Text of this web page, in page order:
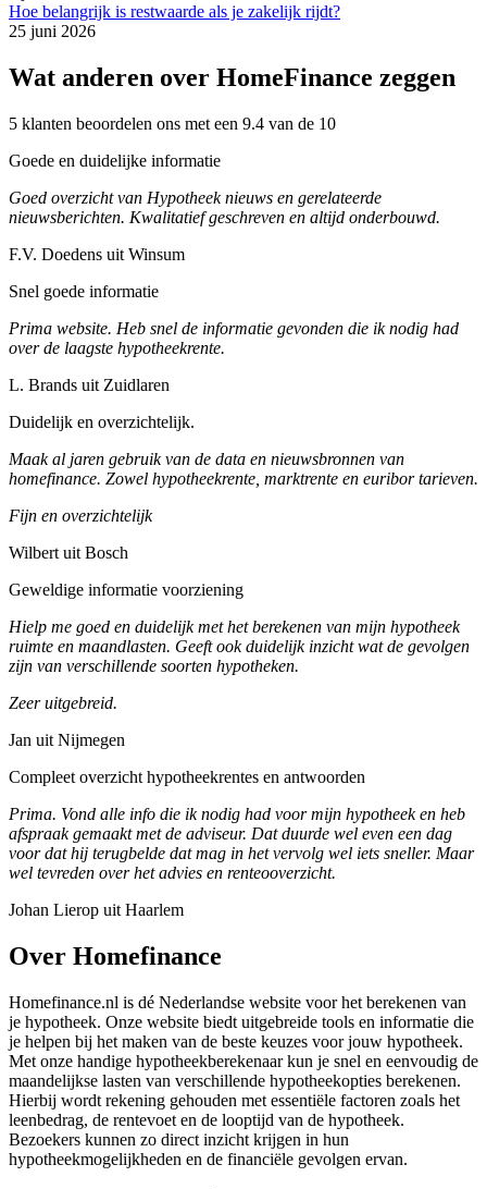
Hoe belangrijk is restwaarde als je zakelijk rijdt?
25 juni 2026
Wat anderen over HomeFinance zeggen
5 klanten beoordelen ons met een 9.4 van de 10
Goede en duidelijke informatie
Goed overzicht van Hypotheek nieuws en gerelateerde
nieuwsberichten. Kwalitatief geschreven en altijd onderbouwd.
F.V. Doedens uit Winsum
Snel goede informatie
Prima website. Heb snel de informatie gevonden die ik nodig had
over de laagste hypotheekrente.
L. Brands uit Zuidlaren
Duidelijk en overzichtelijk.
Maak al jaren gebruik van de data en nieuwsbronnen van
homefinance. Zowel hypotheekrente, marktrente en euribor tarieven.
Fijn en overzichtelijk
Wilbert uit Bosch
Geweldige informatie voorziening
Hielp me goed en duidelijk met het berekenen van mijn hypotheek
ruimte en maandlasten. Geeft ook duidelijk inzicht wat de gevolgen
zijn van verschillende soorten hypotheken.
Zeer uitgebreid.
Jan uit Nijmegen
Compleet overzicht hypotheekrentes en antwoorden
Prima. Vond alle info die ik nodig had voor mijn hypotheek en heb
afspraak gemaakt met de adviseur. Dat duurde wel even een dag
voor dat hij terugbelde dat mag in het vervolg wel iets sneller. Maar
wel tevreden over het advies en renteooverzicht.
Johan Lierop uit Haarlem
Over Homefinance
Homefinance.nl is dé Nederlandse website voor het berekenen van
je hypotheek. Onze website biedt uitgebreide tools en informatie die
je helpen bij het maken van de beste keuzes voor jouw hypotheek.
Met onze handige hypotheekberekenaar kun je snel en eenvoudig de
maandelijkse lasten van verschillende hypotheekopties berekenen.
Hierbij wordt rekening gehouden met essentiële factoren zoals het
leenbedrag, de rentevoet en de looptijd van de hypotheek.
Bezoekers kunnen zo direct inzicht krijgen in hun
hypotheekmogelijkheden en de financiële gevolgen ervan.